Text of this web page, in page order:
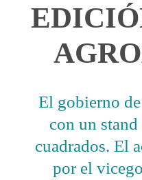
El gobierno
con un
cuadrados. El
por el